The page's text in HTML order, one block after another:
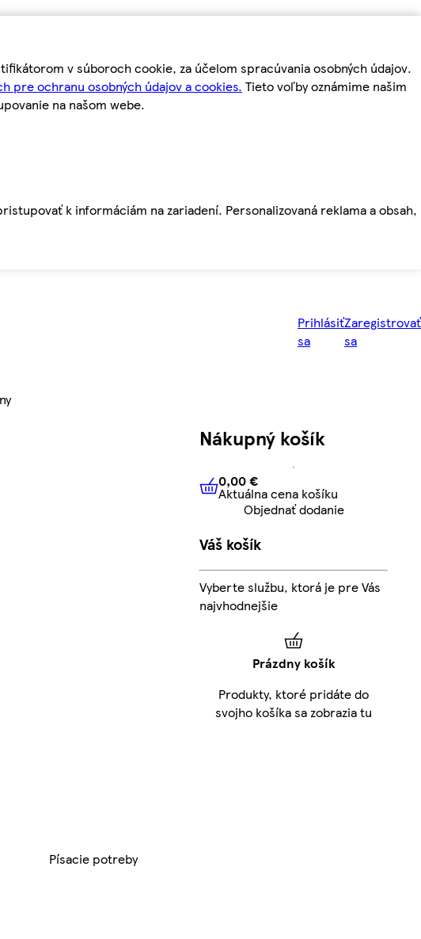
v súboroch cookie, za účelom spracúvania osobných údajov.
pre ochranu osobných údajov a cookies. Tieto voľby oznámime našim
na našom webe.
k informáciám na zariadení. Personalizovaná reklama a obsah,
Prihlásiť
sa
Zaregistrovať
sa
Písacie potreby
Nákupný košík
0,00 € Aktuálna cena košíku
0,00 €
Aktuálna cena košíku
Objednať dodanie
Váš košík
Vyberte službu, ktorá je pre Vás
najvhodnejšie
Prázdny košík
Produkty, ktoré pridáte do
svojho košíka sa zobrazia tu